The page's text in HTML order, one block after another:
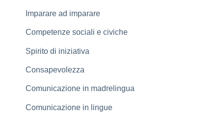
Imparare ad imparare
Competenze sociali e civiche
Spirito di iniziativa
Consapevolezza
Comunicazione in madrelingua
Comunicazione in lingue